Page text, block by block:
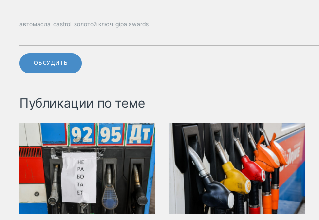
автомасла castrol золотой ключ gipa awards
ОБСУДИТЬ
Публикации по теме